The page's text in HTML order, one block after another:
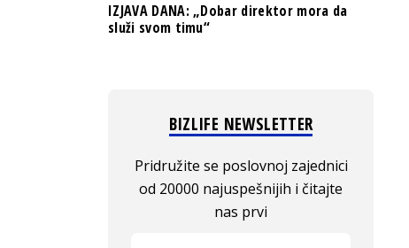
IZJAVA DANA: „Dobar direktor mora da
služi svom timu“
BIZLIFE NEWSLETTER
Pridružite se poslovnoj zajednici
od 20000 najuspešnijih i čitajte
nas prvi